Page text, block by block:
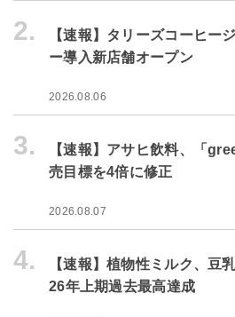
2.
【速報】タリーズコーヒー
ー導入新店舗オープン
2026.08.06
3.
【速報】アサヒ飲料、「
売目標を4倍に修正
2026.08.07
4.
【速報】植物性ミルク、豆
26年上期過去最高達成